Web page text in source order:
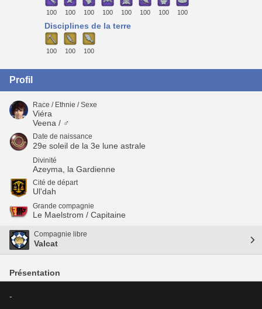
100 100 100 100 100 100 100 100
Disciplines de la terre
100 100 100
Profil
Race / Ethnie / Sexe
Viéra
Veena / ♂
Date de naissance
29e soleil de la 3e lune astrale
Divinité
Azeyma, la Gardienne
Cité de départ
Ul'dah
Grande compagnie
Le Maelstrom / Capitaine
Compagnie libre
Valcat
Présentation
-